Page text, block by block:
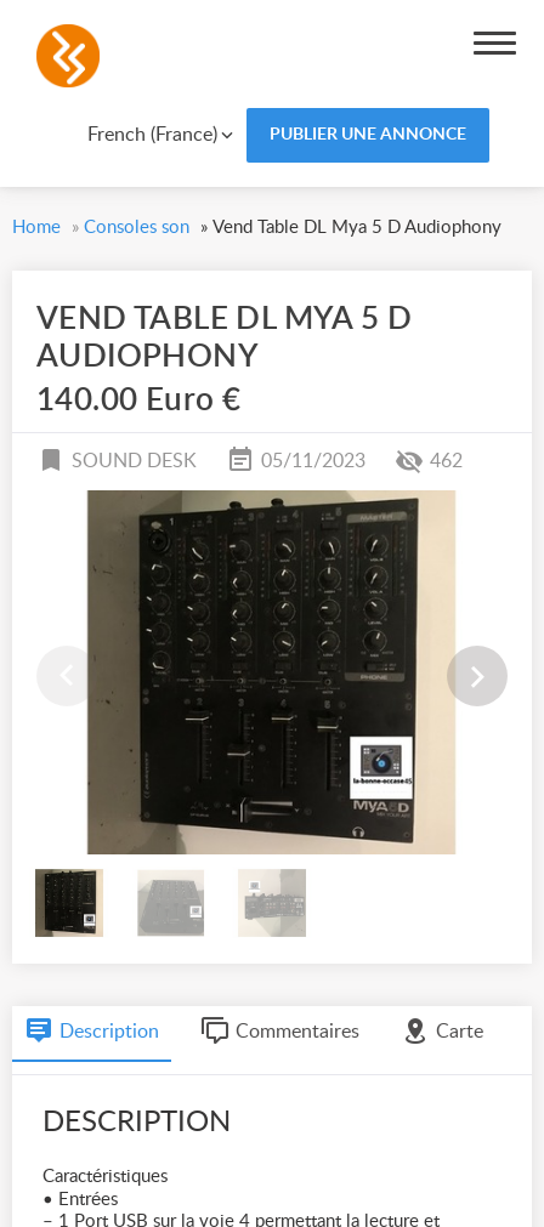
French (France) PUBLIER UNE ANNONCE
Home » Consoles son » Vend Table DL Mya 5 D Audiophony
VEND TABLE DL MYA 5 D
AUDIOPHONY
140.00 Euro €
SOUND DESK 05/11/2023 462
Description Commentaires Carte
DESCRIPTION
Caractéristiques
• Entrées
– 1 Port USB sur la voie 4 permettant la lecture et